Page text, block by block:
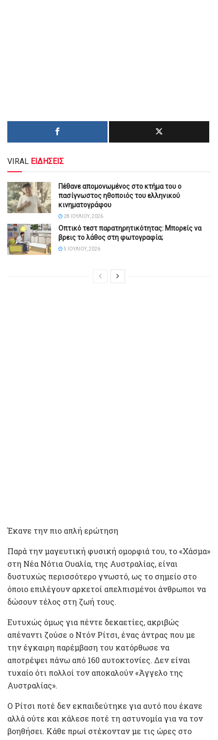
VIRAL ΕΙΔΗΣΕΙΣ
Πέθανε απομονωμένος στο κτήμα του ο
πασίγνωστος ηθοποιός του ελληνικού
κινηματογράφου
28 ΙΟΥΛΊΟΥ, 2026
Οπτικό τεστ παρατηρητικότητας: Μπορείς να
βρεις το λάθος στη φωτογραφία;
5 ΙΟΥΛΊΟΥ, 2026
Έκανε την πιο απλή ερώτηση
Παρά την μαγευτική φυσική ομορφιά του, το «Χάσμα»
στη Νέα Νότια Ουαλία, της Αυστραλίας, είναι
δυστυχώς περισσότερο γνωστό, ως το σημείο στο
όποιο επιλέγουν αρκετοί απελπισμένοι άνθρωποι να
δώσουν τέλος στη ζωή τους.
Ευτυχώς όμως για πέντε δεκαετίες, ακριβώς
απέναντι ζούσε ο Ντόν Ρίτσι, ένας άντρας που με
την έγκαιρη παρέμβαση του κατόρθωσε να
αποτρέψει πάνω από 160 αυτοκτονίες. Δεν είναι
τυχαίο ότι πολλοί τον αποκαλούν «Άγγελο της
Αυστραλίας».
Ο Ρίτσι ποτέ δεν εκπαιδεύτηκε για αυτό που έκανε
αλλά ούτε και κάλεσε ποτέ τη αστυνομία για να τον
βοηθήσει. Κάθε πρωί στέκονταν με τις ώρες στο